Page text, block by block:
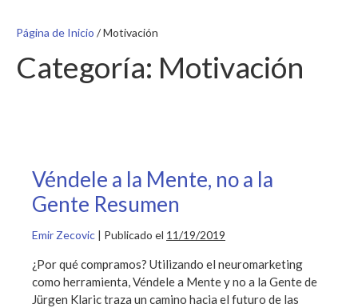
Página de Inicio /Motivación
Categoría: Motivación
Véndele a la Mente, no a la
Gente Resumen
Emir Zecovic | Publicado el 11/19/2019
¿Por qué compramos? Utilizando el neuromarketing
como herramienta, Véndele a Mente y no a la Gente de
Jürgen Klaric traza un camino hacia el futuro de las